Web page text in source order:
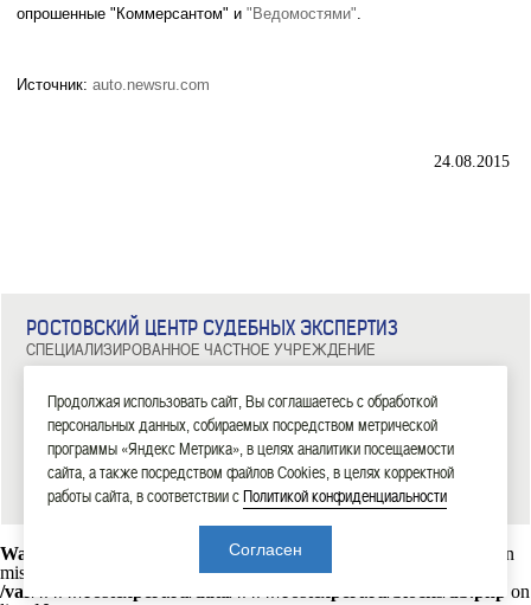
опрошенные "Коммерсантом" и "Ведомостями".
Источник: auto.newsru.com
24.08.2015
РОСТОВСКИЙ ЦЕНТР СУДЕБНЫХ ЭКСПЕРТИЗ
СПЕЦИАЛИЗИРОВАННОЕ ЧАСТНОЕ УЧРЕЖДЕНИЕ
Тел: 8 (863) 209-81-71, 8 (800) 100-34-14
ГЛАВНАЯ|ЭКСПЕРТИЗЫ|НОВОСТИ|ДОКУМЕНТЫ|О НАС|КОНТАКТЫ
2006—2026 СЧУ «Ростовский центр судебных экспертиз»
Warning
: mysql_connect(): Headers and client library minor version
mismatch. Headers:101113 Library:30317 in
/var/www/rostexpert.ru/data/www/rostexpert.ru/blocks/db.php
on
Продолжая использовать сайт, Вы соглашаетесь с обработкой
персональных данных, собираемых посредством метрической
программы «Яндекс Метрика», в целях аналитики посещаемости
сайта, а также посредством файлов Cookies, в целях корректной
работы сайта, в соответствии сПолитикой конфиденциальности
Согласен